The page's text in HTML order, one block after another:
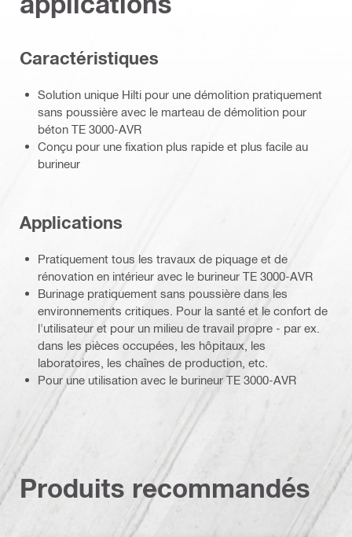
Caractéristiques
Solution unique Hilti pour une démolition pratiquement
sans poussière avec le marteau de démolition pour
béton TE 3000-AVR
Conçu pour une fixation plus rapide et plus facile au
burineur
Applications
Pratiquement tous les travaux de piquage et de
rénovation en intérieur avec le burineur TE 3000-AVR
Burinage pratiquement sans poussière dans les
environnements critiques. Pour la santé et le confort de
l'utilisateur et pour un milieu de travail propre - par ex.
dans les pièces occupées, les hôpitaux, les
laboratoires, les chaînes de production, etc.
Pour une utilisation avec le burineur TE 3000-AVR
Produits recommandés